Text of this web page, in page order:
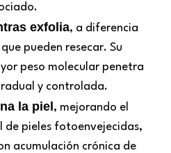
exfolia, a diferencia
pueden resecar. Su
peso molecular penetra
y controlada.
la piel, mejorando el
de pieles fotoenvejecidas,
acumulación crónica de